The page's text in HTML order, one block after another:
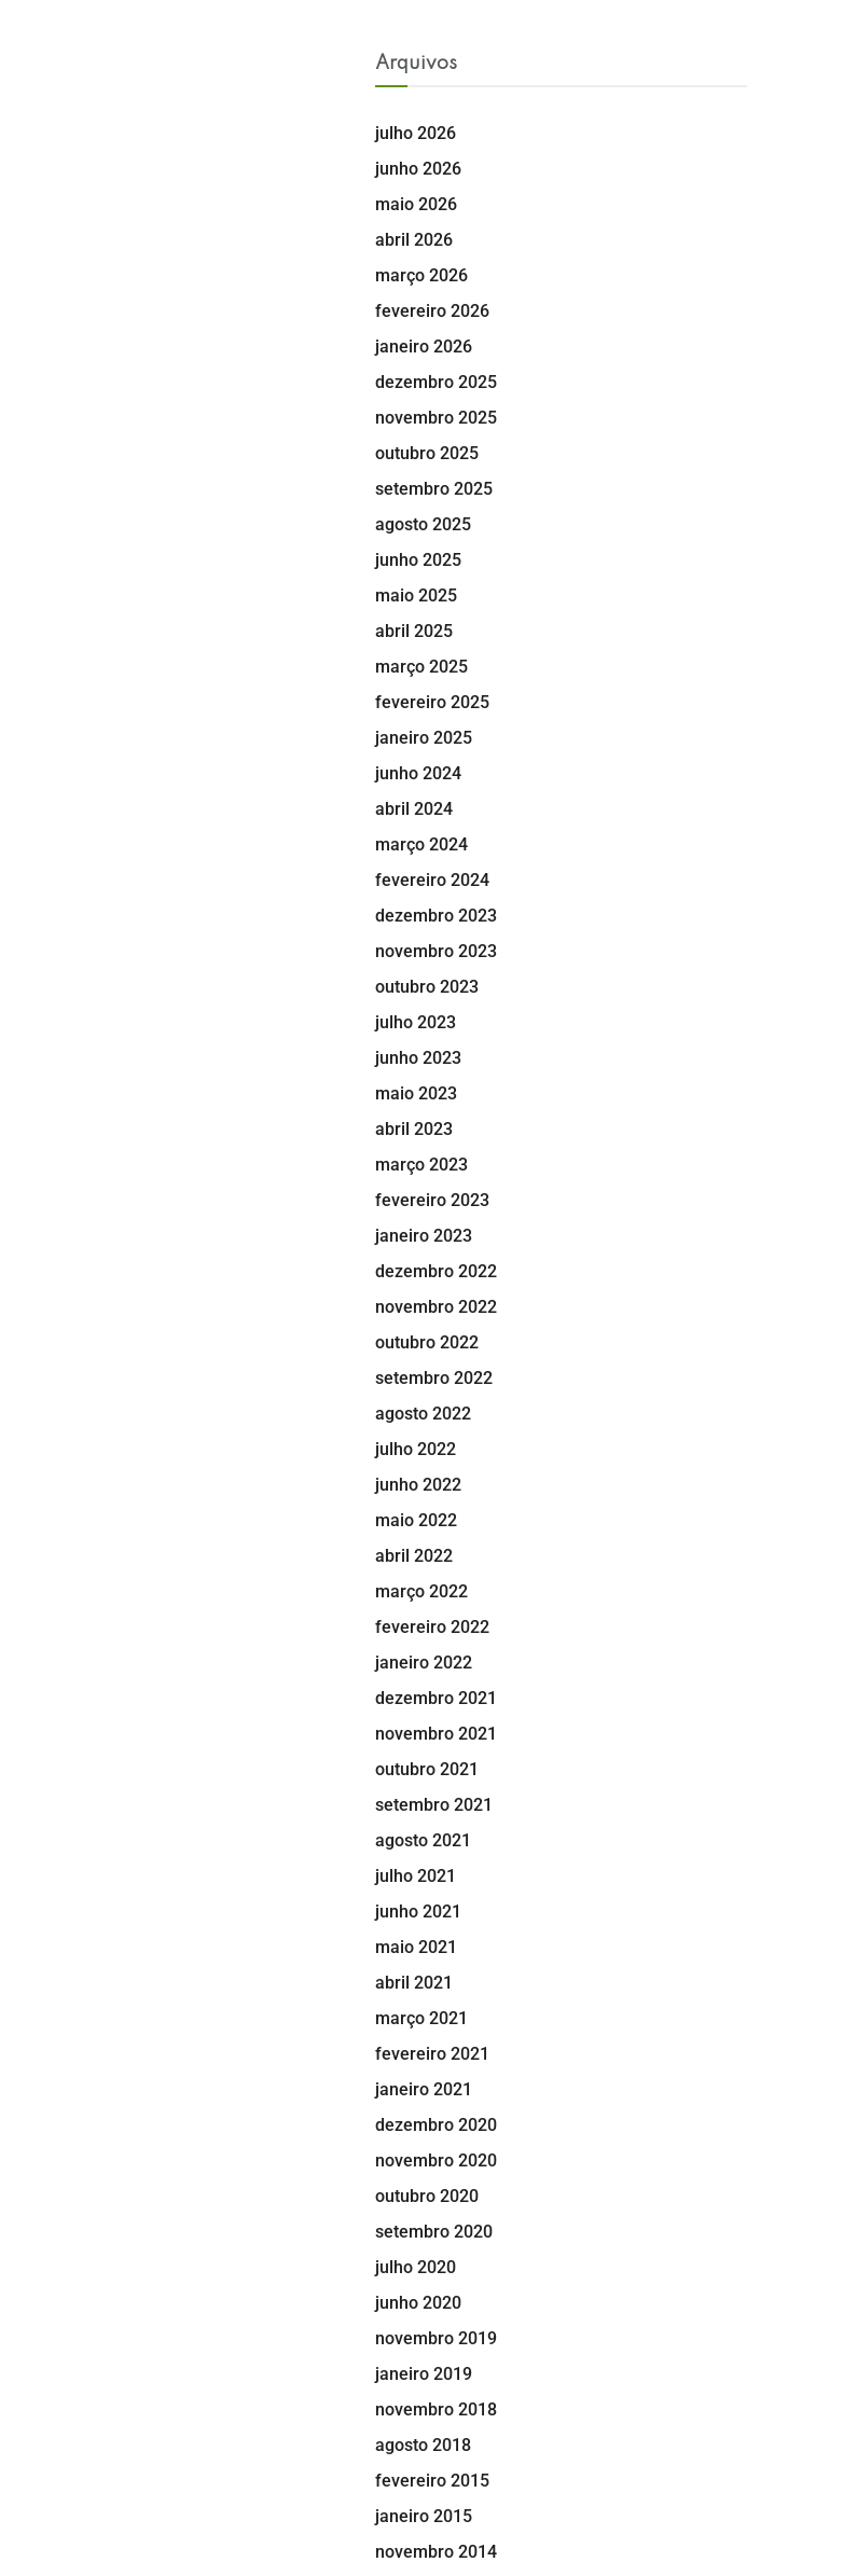
Arquivos
julho 2026
junho 2026
maio 2026
abril 2026
março 2026
fevereiro 2026
janeiro 2026
dezembro 2025
novembro 2025
outubro 2025
setembro 2025
agosto 2025
junho 2025
maio 2025
abril 2025
março 2025
fevereiro 2025
janeiro 2025
junho 2024
abril 2024
março 2024
fevereiro 2024
dezembro 2023
novembro 2023
outubro 2023
julho 2023
junho 2023
maio 2023
abril 2023
março 2023
fevereiro 2023
janeiro 2023
dezembro 2022
novembro 2022
outubro 2022
setembro 2022
agosto 2022
julho 2022
junho 2022
maio 2022
abril 2022
março 2022
fevereiro 2022
janeiro 2022
dezembro 2021
novembro 2021
outubro 2021
setembro 2021
agosto 2021
julho 2021
junho 2021
maio 2021
abril 2021
março 2021
fevereiro 2021
janeiro 2021
dezembro 2020
novembro 2020
outubro 2020
setembro 2020
julho 2020
junho 2020
novembro 2019
janeiro 2019
novembro 2018
agosto 2018
fevereiro 2015
janeiro 2015
novembro 2014